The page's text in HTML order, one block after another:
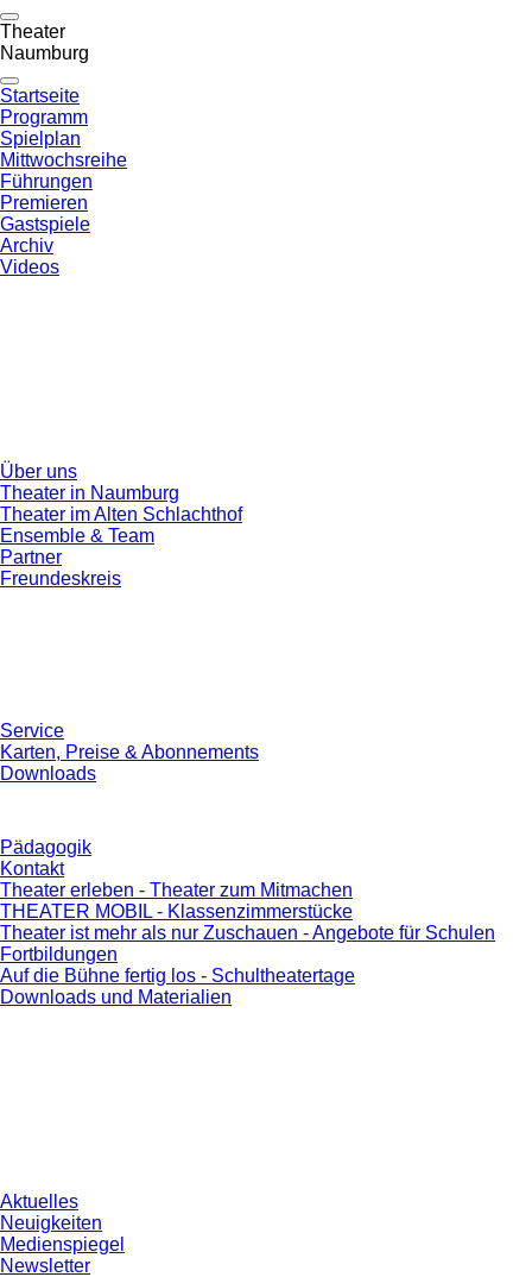
Theater
Naumburg
Startseite
Programm
Spielplan
Mittwochsreihe
Führungen
Premieren
Gastspiele
Archiv
Videos
Über uns
Theater in Naumburg
Theater im Alten Schlachthof
Ensemble & Team
Partner
Freundeskreis
Service
Karten, Preise & Abonnements
Downloads
Pädagogik
Kontakt
Theater erleben - Theater zum Mitmachen
THEATER MOBIL - Klassenzimmerstücke
Theater ist mehr als nur Zuschauen - Angebote für Schulen
Fortbildungen
Auf die Bühne fertig los - Schultheatertage
Downloads und Materialien
Aktuelles
Neuigkeiten
Medienspiegel
Newsletter